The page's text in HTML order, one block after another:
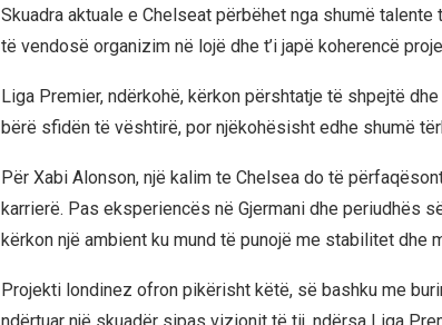
Skuadra aktuale e Chelseat përbëhet nga shumë talente
të vendosë organizim në lojë dhe t’i japë koherencë
Liga Premier, ndërkohë, kërkon përshtatje të shpejtë
bërë sfidën të vështirë, por njëkohësisht edhe shumë
Për Xabi Alonson, një kalim te Chelsea do të
karrierë. Pas eksperiencës në Gjermani dhe periudhës
kërkon një ambient ku mund të punojë me stabilitet dhe
Projekti londinez ofron pikërisht këtë, së bashku me
ndërtuar një skuadër sipas vizionit të tij, ndërsa Liga